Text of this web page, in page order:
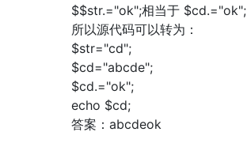
$$str.="ok";相当于 $cd.="ok";
所以源代码可以转为：
$str="cd";
$cd="abcde";
$cd.="ok";
echo $cd;
答案：abcdeok